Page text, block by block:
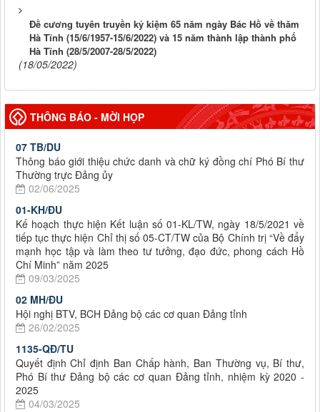
Đề cương tuyên truyền kỷ kiệm 65 năm ngày Bác Hồ về thăm
Hà Tĩnh (15/6/1957-15/6/2022) và 15 năm thành lập thành phố
Hà Tĩnh (28/5/2007-28/5/2022)
(18/05/2022)
THÔNG BÁO - MỜI HỌP
07 TB/DU
Thông báo giới thiệu chức danh và chữ ký đồng chí Phó Bí thư
Thường trực Đảng ủy
02/06/2025
01-KH/ĐU
Kế hoạch thực hiện Kết luận số 01-KL/TW, ngày 18/5/2021 về
tiếp tục thực hiện Chỉ thị số 05-CT/TW của Bộ Chính trị “Về đẩy
mạnh học tập và làm theo tư tưởng, đạo đức, phong cách Hồ
Chí Minh” năm 2025
09/03/2025
02 MH/ĐU
Hội nghị BTV, BCH Đảng bộ các cơ quan Đảng tỉnh
26/02/2025
1135-QĐ/TU
Quyết định Chỉ định Ban Chấp hành, Ban Thường vụ, Bí thư,
Phó Bí thư Đảng bộ các cơ quan Đảng tỉnh, nhiệm kỳ 2020 -
2025
04/03/2025